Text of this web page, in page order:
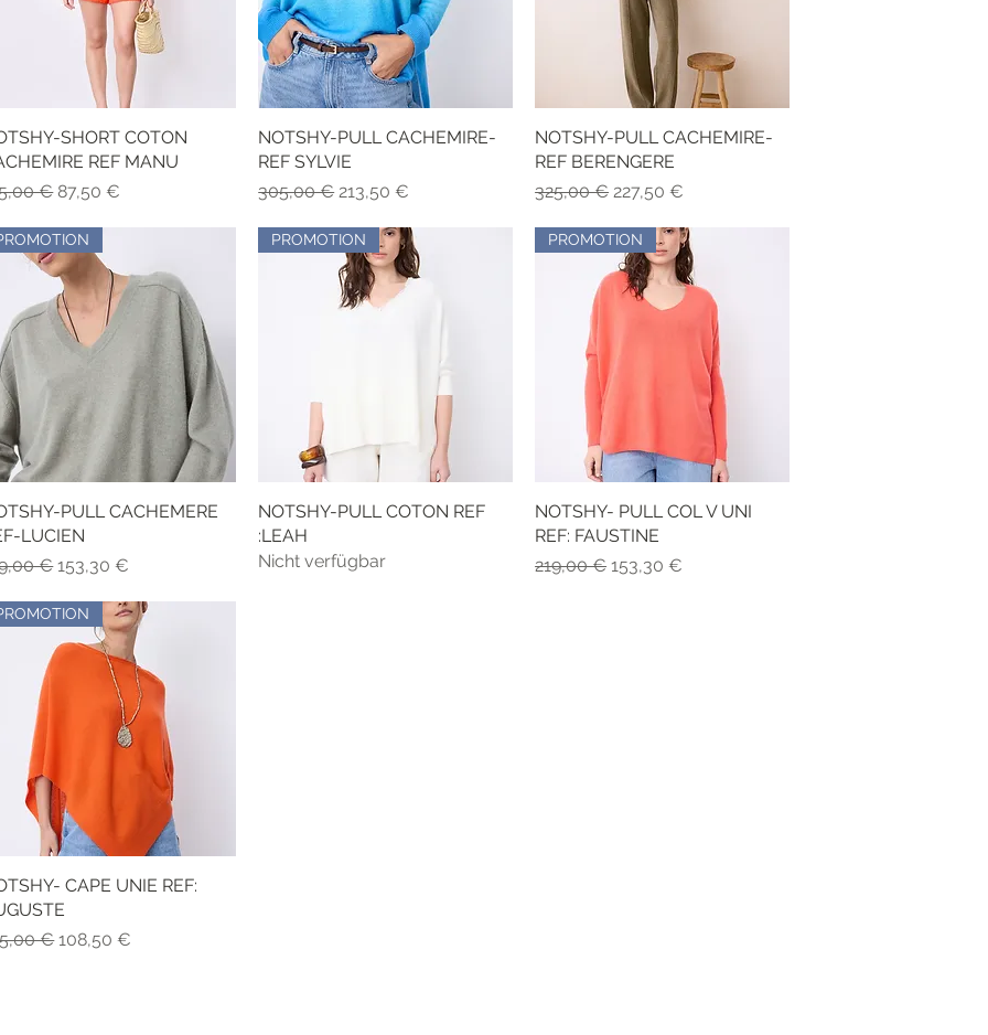
Schnellansicht
SHORT COTON
REF MANU
€Sale-Preis
87,50 €
Schnellansicht
NOTSHY-PULL CACHEMIRE-
REF SYLVIE
Standardpreis
305,00 € Sale-Preis
213,50 €
Schnellansicht
NOTSHY-PULL CACHEMIRE-
REF BERENGERE
Standardpreis
325,00 € Sale-Preis
227,50 €
Schnellansicht
PULL CACHEMERE
LUCIEN
€Sale-Preis
153,30 €
Schnellansicht
PROMOTION
NOTSHY-PULL COTON REF
:LEAH
Nicht verfügbar
Schnellansicht
PROMOTION
NOTSHY- PULL COL V UNI
REF: FAUSTINE
Standardpreis
219,00 € Sale-Preis
153,30 €
Schnellansicht
CAPE UNIE REF:
€Sale-Preis
108,50 €